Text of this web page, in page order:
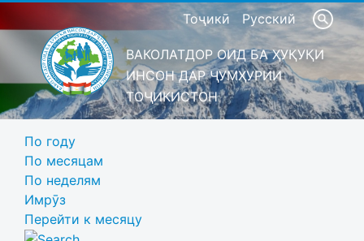
Тоҷикӣ Русский
ВАКОЛАТДОР ОИД БА ҲУҚУҚИ
ИНСОН ДАР ҶУМҲУРИИ
ТОҶИКИСТОН
По году
По месяцам
По неделям
Имрӯз
Перейти к месяцу